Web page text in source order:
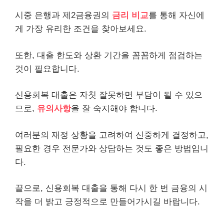
시중 은행과 제2금융권의 금리 비교를 통해 자신에
게 가장 유리한 조건을 찾아보세요.
또한, 대출 한도와 상환 기간을 꼼꼼하게 점검하는
것이 필요합니다.
신용회복 대출은 자칫 잘못하면 부담이 될 수 있으
므로, 유의사항을 잘 숙지해야 합니다.
여러분의 재정 상황을 고려하여 신중하게 결정하고,
필요한 경우 전문가와 상담하는 것도 좋은 방법입니
다.
끝으로, 신용회복 대출을 통해 다시 한 번 금융의 시
작을 더 밝고 긍정적으로 만들어가시길 바랍니다.